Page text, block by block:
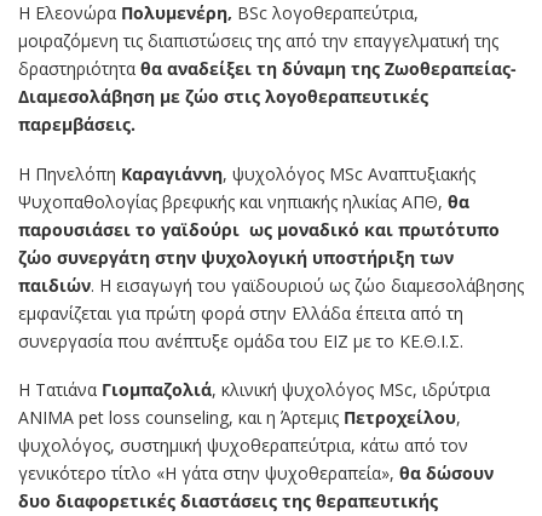
Η Ελεονώρα Πολυμενέρη, BSc λογοθεραπεύτρια,
μοιραζόμενη τις διαπιστώσεις της από την επαγγελματική της
δραστηριότητα θα αναδείξει τη δύναμη της Ζωοθεραπείας-
Διαμεσολάβηση με ζώο στις λογοθεραπευτικές
παρεμβάσεις.
Η Πηνελόπη Καραγιάννη, ψυχολόγος MSc Αναπτυξιακής
Ψυχοπαθολογίας βρεφικής και νηπιακής ηλικίας ΑΠΘ, θα
παρουσιάσει το γαϊδούρι ως μοναδικό και πρωτότυπο
ζώο συνεργάτη στην ψυχολογική υποστήριξη των
παιδιών. Η εισαγωγή του γαϊδουριού ως ζώο διαμεσολάβησης
εμφανίζεται για πρώτη φορά στην Ελλάδα έπειτα από τη
συνεργασία που ανέπτυξε ομάδα του ΕΙΖ με το ΚΕ.Θ.Ι.Σ.
Η Τατιάνα Γιομπαζολιά, κλινική ψυχολόγος MSc, ιδρύτρια
ΑΝΙΜΑ pet loss counseling, και η Άρτεμις Πετροχείλου,
ψυχολόγος, συστημική ψυχοθεραπεύτρια, κάτω από τον
γενικότερο τίτλο «Η γάτα στην ψυχοθεραπεία», θα δώσουν
δυο διαφορετικές διαστάσεις της θεραπευτικής